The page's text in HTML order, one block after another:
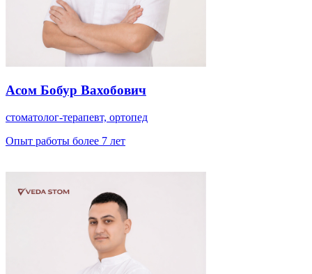
Асом Бобур Вахобович
стоматолог-терапевт, ортопед
Опыт работы более 7 лет